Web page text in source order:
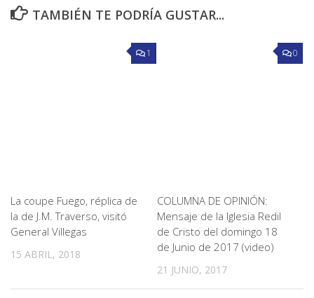
TAMBIÉN TE PODRÍA GUSTAR...
1
La coupe Fuego, réplica de
la de J.M. Traverso, visitó
General Villegas
15 ABRIL, 2018
0
COLUMNA DE OPINIÓN:
Mensaje de la Iglesia Redil
de Cristo del domingo 18
de Junio de 2017 (video)
21 JUNIO, 2017